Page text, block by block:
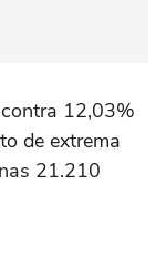
12,03%
de extrema
21.210